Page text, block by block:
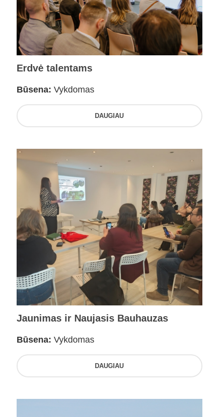
Erdvė talentams
Būsena: Vykdomas
DAUGIAU
Jaunimas ir Naujasis Bauhauzas
Būsena: Vykdomas
DAUGIAU